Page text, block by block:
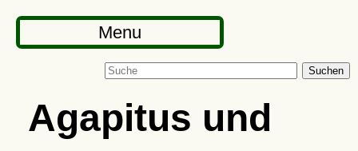
Menu
Suchen
Agapitus und